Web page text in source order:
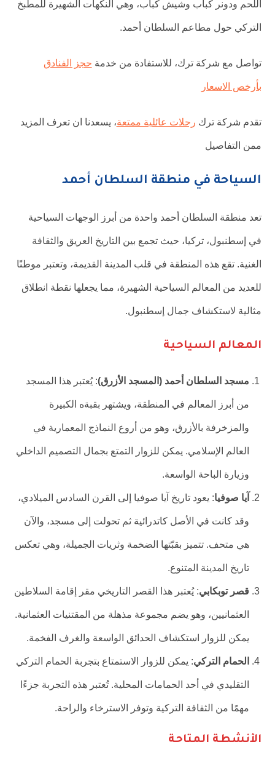
اللحم ودونر كباب وشيش كباب، وهي النكهات الشهيرة للمطبخ
التركي حول مطاعم السلطان أحمد.
تواصل مع شركة ترك، للاستفادة من خدمة حجز الفنادق
بأرخص الاسعار
تقدم شركة ترك رحلات عائلية ممتعة، يسعدنا ان تعرف المزيد
ممن التفاصيل
السياحة في منطقة السلطان أحمد
تعد منطقة السلطان أحمد واحدة من أبرز الوجهات السياحية
في إسطنبول، تركيا، حيث تجمع بين التاريخ العريق والثقافة
الغنية. تقع هذه المنطقة في قلب المدينة القديمة، وتعتبر موطنًا
للعديد من المعالم السياحية الشهيرة، مما يجعلها نقطة انطلاق
مثالية لاستكشاف جمال إسطنبول.
المعالم السياحية
مسجد السلطان أحمد (المسجد الأزرق): يُعتبر هذا المسجد
من أبرز المعالم في المنطقة، ويشتهر بقبةه الكبيرة
والمزخرفة بالأزرق، وهو من أروع النماذج المعمارية في
العالم الإسلامي. يمكن للزوار التمتع بجمال التصميم الداخلي
وزيارة الباحة الواسعة.
آيا صوفيا: يعود تاريخ آيا صوفيا إلى القرن السادس الميلادي،
وقد كانت في الأصل كاتدرائية ثم تحولت إلى مسجد، والآن
هي متحف. تتميز بقبّتها الضخمة وثريات الجميلة، وهي تعكس
تاريخ المدينة المتنوع.
قصر توبكابي: يُعتبر هذا القصر التاريخي مقر إقامة السلاطين
العثمانيين، وهو يضم مجموعة مذهلة من المقتنيات العثمانية.
يمكن للزوار استكشاف الحدائق الواسعة والغرف الفخمة.
الحمام التركي: يمكن للزوار الاستمتاع بتجربة الحمام التركي
التقليدي في أحد الحمامات المحلية. تُعتبر هذه التجربة جزءًا
مهمًا من الثقافة التركية وتوفر الاسترخاء والراحة.
الأنشطة المتاحة